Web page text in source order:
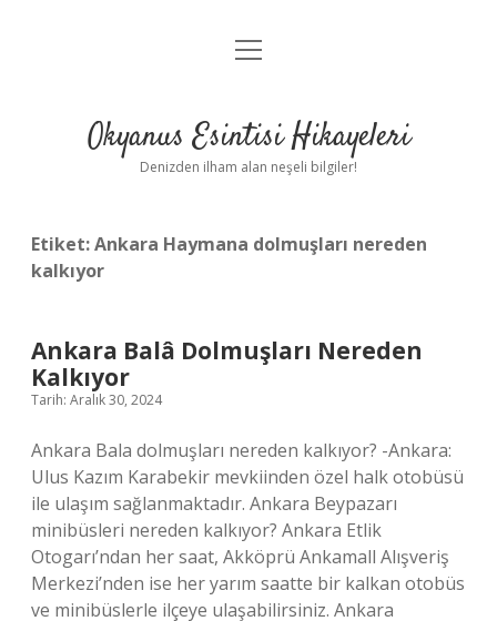
Anasayfa
Yasal Uyarı
menüyü
Okyanus Esintisi Hikayeleri
Denizden ilham alan neşeli bilgiler!
Etiket:Ankara Haymana dolmuşları nereden
kalkıyor
Ankara Balâ Dolmuşları Nereden
Kalkıyor
Tarih: Aralık 30, 2024
Ankara Bala dolmuşları nereden kalkıyor? -Ankara:
Ulus Kazım Karabekir mevkiinden özel halk otobüsü
ile ulaşım sağlanmaktadır. Ankara Beypazarı
minibüsleri nereden kalkıyor? Ankara Etlik
Otogarı’ndan her saat, Akköprü Ankamall Alışveriş
Merkezi’nden ise her yarım saatte bir kalkan otobüs
ve minibüslerle ilçeye ulaşabilirsiniz. Ankara